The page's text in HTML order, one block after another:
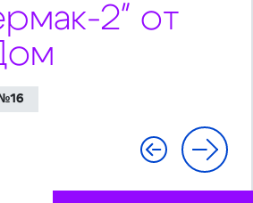
2" от